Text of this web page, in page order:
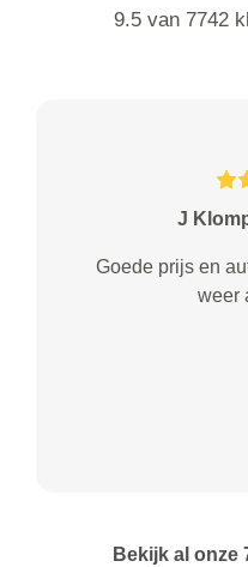
9.5 van 7742
J
Goede prijs en
weer
Bekijk al onze